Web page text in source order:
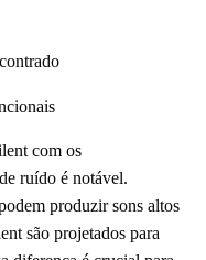
com os
ruído é notável.
produzir sons altos
são projetados para